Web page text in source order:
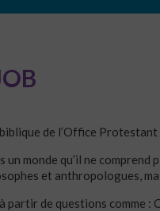
de l’Office
monde qu’il ne
et anthropologues,
de questions comme :